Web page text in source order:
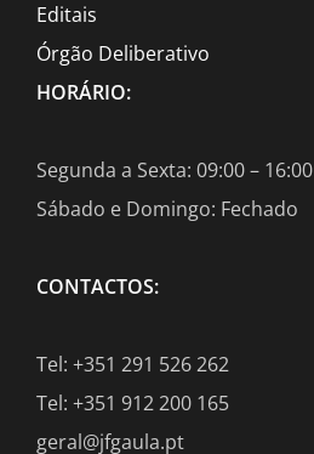
Editais
Órgão Deliberativo
HORÁRIO:
Segunda a Sexta: 09:00 – 16:00
Sábado e Domingo: Fechado
CONTACTOS:
Tel: +351 291 526 262
Tel: +351 912 200 165
geral@jfgaula.pt